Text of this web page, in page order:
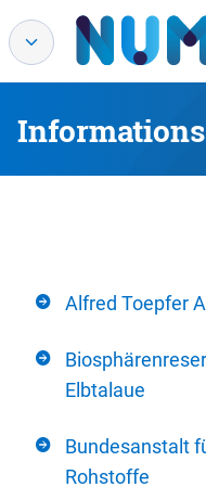
Alfred Toepfer
Elbtalaue
Bundesanstalt
Rohstoffe